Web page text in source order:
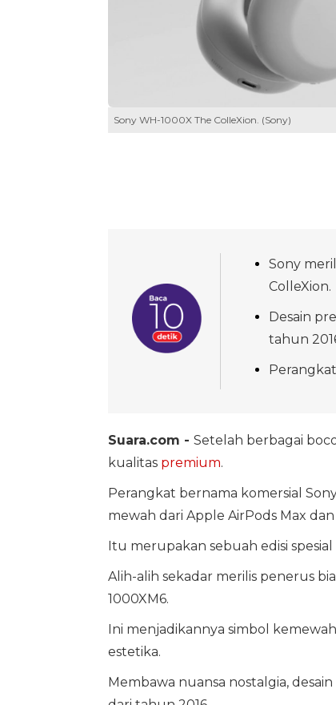
Sony WH-1000X The ColleXion. (Sony)
Sony
ColleXion.
Desain
tahun
Suara.com - Setelah berbagai
kualitas premium.
Perangkat bernama komersial
mewah dari Apple AirPods Max
Itu merupakan sebuah edisi
Alih-alih sekadar merilis penerus
1000XM6.
Ini menjadikannya simbol
estetika.
Membawa nuansa nostalgia,